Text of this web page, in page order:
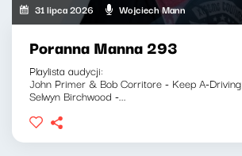
31 lipca 2026 Wojciech Mann
Poranna Manna 293
Playlista audycji:
John Primer & Bob Corritore - Keep A-Driving
Selwyn Birchwood -...